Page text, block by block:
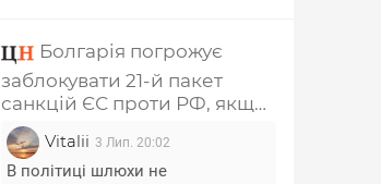
Болгарія погрожує
заблокувати 21-й пакет
санкцій ЄС проти РФ, якщо
з нього не приберуть главу
РПЦ Кирила та
співзасновника "Лукойла"
Vitalii 3 Лип. 20:02
В політиці шлюхи не